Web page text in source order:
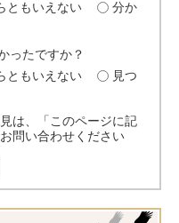
ともいえない
分か
ったですか？
ともいえない
見つ
は、「このページに記
問い合わせください